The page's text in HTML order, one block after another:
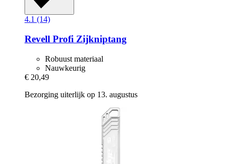
4.1 (14)
Revell Profi Zijkniptang
Robuust materiaal
Nauwkeurig
€ 20,49
Bezorging uiterlijk op 13. augustus